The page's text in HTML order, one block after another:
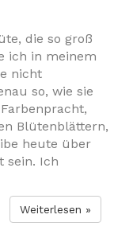
die so groß
ich in meinem
nicht
so, wie sie
Blütenblättern,
heute über
sein. Ich
Weiterlesen »